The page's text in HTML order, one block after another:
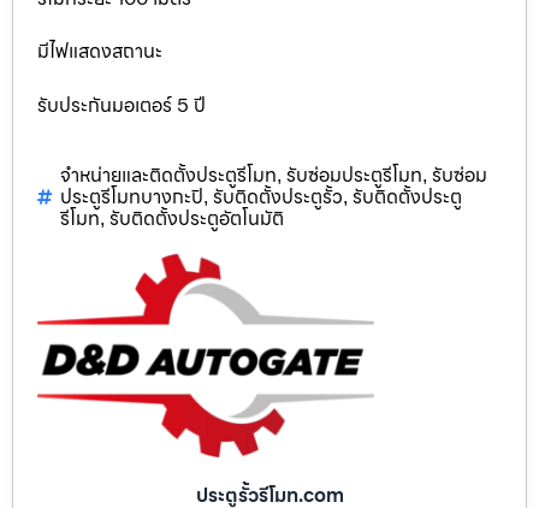
มีไฟแสดงสถานะ
รับประกันมอเตอร์ 5 ปี
จำหน่ายและติดตั้งประตูรีโมท, รับซ่อมประตูรีโมท, รับซ่อม
ประตูรีโมทบางกะปิ, รับติดตั้งประตูรั้ว, รับติดตั้งประตู
รีโมท, รับติดตั้งประตูอัตโนมัติ
ประตูรั้วรีโมท.com